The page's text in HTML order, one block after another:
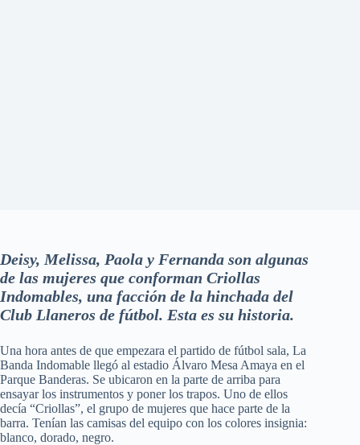
Deisy, Melissa, Paola y Fernanda son algunas
de las mujeres que conforman Criollas
Indomables, una facción de la hinchada del
Club Llaneros de fútbol. Esta es su historia.
Una hora antes de que empezara el partido de fútbol sala, La
Banda Indomable llegó al estadio Álvaro Mesa Amaya en el
Parque Banderas. Se ubicaron en la parte de arriba para
ensayar los instrumentos y poner los trapos. Uno de ellos
decía “Criollas”, el grupo de mujeres que hace parte de la
barra. Tenían las camisas del equipo con los colores insignia:
blanco, dorado, negro.